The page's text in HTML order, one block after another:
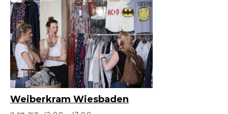
Weiberkram Wiesbaden